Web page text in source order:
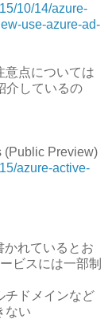
10/14/azure-
use-azure-ad-
意点については
介しているの
Preview)
azure-active-
れているとお
ビスには一部制
チドメインなど
ない